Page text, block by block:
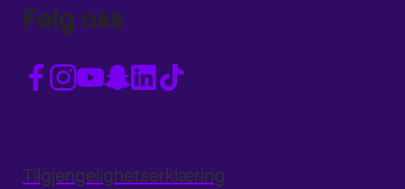
Følg oss
Tilgjengelighetserklæring